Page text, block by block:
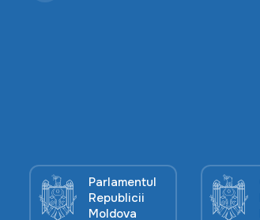
Parlamentul
Republicii
Moldova